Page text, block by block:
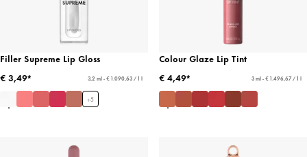
Filler Supreme Lip Gloss
€ 3,49*
3,2 ml - € 1.090,63 / 1 l
+5
Colour Glaze Lip Tint
€ 4,49*
3 ml - € 1.496,67 / 1 l